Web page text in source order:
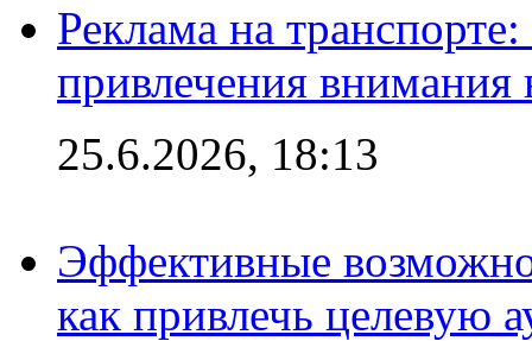
Реклама на
привлечения внимания
25.6.2026, 18:13
Эффективные
как привлечь целевую